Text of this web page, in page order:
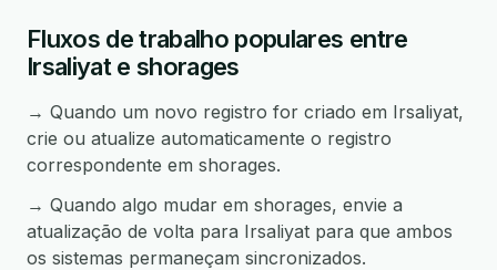
Fluxos de trabalho populares entre
Irsaliyat e shorages
→ Quando um novo registro for criado em Irsaliyat,
crie ou atualize automaticamente o registro
correspondente em shorages.
→ Quando algo mudar em shorages, envie a
atualização de volta para Irsaliyat para que ambos
os sistemas permaneçam sincronizados.